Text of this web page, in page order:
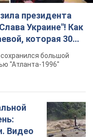
президента
Украине"! Как
которая 30
Олимпиады
большой
"Атланта-1996"
Видео